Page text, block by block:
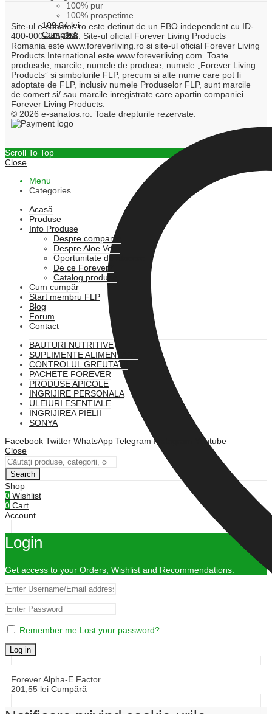
100% pur
100% prospetime
109,04lei
Cumpără
Site-ul e-sanatos.ro este detinut de un FBO independent cu ID-
400-000-245-058. Site-ul oficial Forever Living Products
Romania este www.foreverliving.ro si site-ul oficial Forever Living
Products International este www.foreverliving.com. Toate
produsele, marcile, numele de produse, numele „Forever Living
Products” si simbolurile FLP, precum si alte nume care pot fi
adoptate de FLP, inclusiv numele Produselor FLP, sunt marcile
de comert si/ sau marcile inregistrate care apartin companiei
Forever Living Products.
© 2026 e-sanatos.ro. Toate drepturile rezervate.
Scroll To Top
Close
Menu
Categories
Acasă
Produse
Info Produse
Despre companie
Despre Aloe Vera
Oportunitate de afacere
De ce Forever?
Catalog produse
Cum cumpăr
Start membru FLP
Blog
Forum
Contact
BAUTURI NUTRITIVE
SUPLIMENTE ALIMENTARE
CONTROLUL GREUTATII
PACHETE FOREVER
PRODUSE APICOLE
INGRIJIRE PERSONALA
ULEIURI ESENTIALE
INGRIJIREA PIELII
SONYA
Facebook Twitter WhatsApp Telegram Instagram
Youtube
Close
Search
Shop
0 Wishlist
0 Cart
Account
Login
Get access to your Orders, Wishlist and Recommendations.
Remember me Lost your password?
Log in
Forever Alpha-E Factor
201,55 lei Cumpără